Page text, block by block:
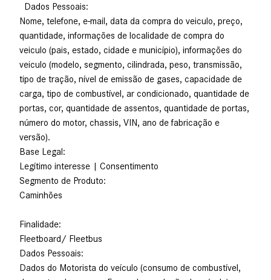
Dados Pessoais:
Nome, telefone, e-mail, data da compra do veiculo, preço,
quantidade, informações de localidade de compra do
veiculo (pais, estado, cidade e município), informações do
veiculo (modelo, segmento, cilindrada, peso, transmissão,
tipo de tração, nível de emissão de gases, capacidade de
carga, tipo de combustível, ar condicionado, quantidade de
portas, cor, quantidade de assentos, quantidade de portas,
número do motor, chassis, VIN, ano de fabricação e
versão).
Base Legal:
Legítimo interesse | Consentimento
Segmento de Produto:
Caminhões
Finalidade:
Fleetboard/ Fleetbus
Dados Pessoais:
Dados do Motorista do veículo (consumo de combustível,